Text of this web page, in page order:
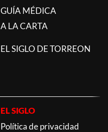
GUÍA MÉDICA
A LA CARTA
EL SIGLO DE TORREON
EL SIGLO
Política de privacidad